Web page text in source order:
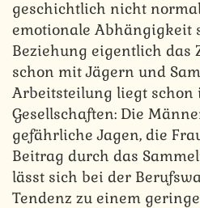
geschichtlich nicht
emotionale Abhängigkeit
Beziehung eigentlich das
schon mit Jägern und
Arbeitsteilung liegt schon
Gesellschaften: Die
gefährliche Jagen, die
Beitrag durch das
lässt sich bei der
Tendenz zu einem